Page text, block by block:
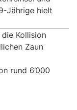
Jährige hielt
Kollision
Zaun
rund 6’000